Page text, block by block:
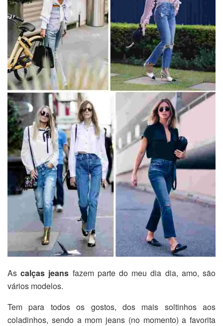
Ascalças jeans fazem parte do meu dia dia, amo, são
vários modelos.
Tem para todos os gostos, dos mais soltinhos aos
coladinhos, sendo a mom jeans (no momento) a favorita